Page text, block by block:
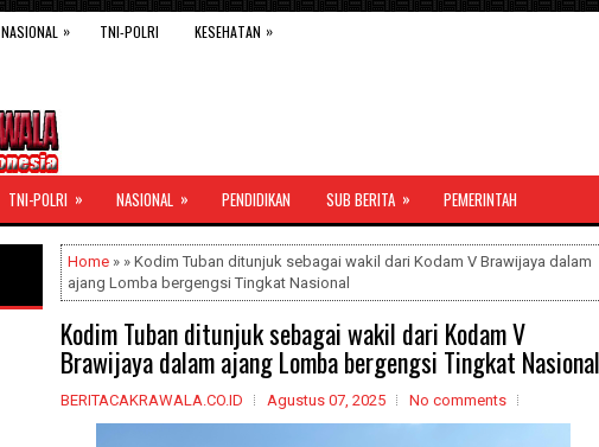
NASIONAL » TNI-POLRI KESEHATAN »
TNI-POLRI » NASIONAL » PENDIDIKAN SUB BERITA » PEMERINTAH
Home » » Kodim Tuban ditunjuk sebagai wakil dari Kodam V Brawijaya dalam
ajang Lomba bergengsi Tingkat Nasional
Kodim Tuban ditunjuk sebagai wakil dari Kodam V
Brawijaya dalam ajang Lomba bergengsi Tingkat Nasional
BERITACAKRAWALA.CO.ID Agustus 07, 2025 No comments